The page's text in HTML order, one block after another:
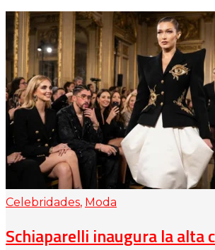
Celebridades, Moda
Schiaparelli inaugura la alta